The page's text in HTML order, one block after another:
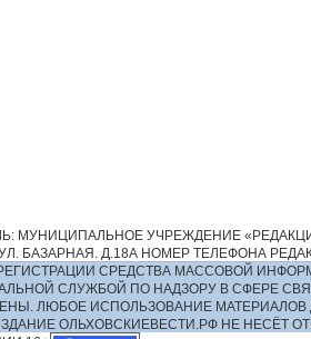
МУНИЦИПАЛЬНОЕ УЧРЕЖДЕНИЕ
Д.18А НОМЕР ТЕЛЕФОНА
СРЕДСТВА МАССОВОЙ
СЛУЖБОЙ ПО НАДЗОРУ В СФЕРЕ
ЛЮБОЕ ИСПОЛЬЗОВАНИЕ
ОЛЬХОВСКИЕВЕСТИ.РФ НЕ НЕСЁТ